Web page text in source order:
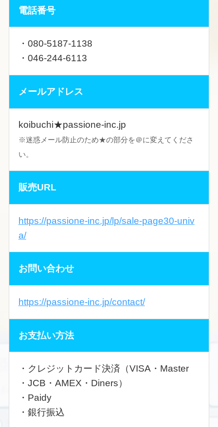
電話番号
・080-5187-1138
・046-244-6113
メールアドレス
koibuchi★passione-inc.jp
※迷惑メール防止のため★の部分を＠に変えてくださ
い。
販売URL
https://passione-inc.jp/lp/sale-page30-univ
a/
お問い合わせ
https://passione-inc.jp/contact/
お支払い方法
・クレジットカード決済（VISA・Master
・JCB・AMEX・Diners）
・Paidy
・銀行振込